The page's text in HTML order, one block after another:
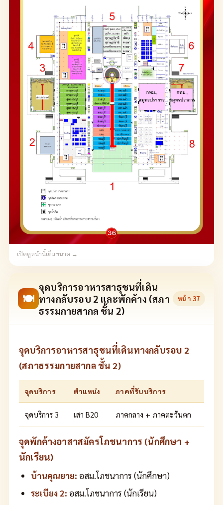
เปิดดูหน้านี้เต็มขนาด →
🍽
จุดบริการอาหารสาธุชนที่เดิน
ทางกลับรอบ 2 และพักค้าง (สภา
ธรรมกายสากล ชั้น 2)
หน้า 37
จุดบริการอาหารสาธุชนที่เดินทางกลับรอบ 2
(สภาธรรมกายสากล ชั้น 2)
จุดบริการ ตำแหน่ง ภาคที่รับบริการ
จุดบริการ 3 เสา B20 ภาคกลาง + ภาคตะวันตก
จุดพักค้างอาสาสมัครโภชนาการ (นักศึกษา +
นักเรียน)
บ้านคุณยาย: อสม.โภชนาการ (นักศึกษา)
ระเบียง 2: อสม.โภชนาการ (นักเรียน)